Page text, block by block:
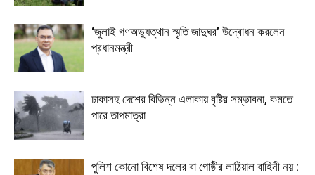
‘জুলাই গণঅভ্যুত্থান স্মৃতি জাদুঘর’ উদ্বোধন করলেন
প্রধানমন্ত্রী
ঢাকাসহ দেশের বিভিন্ন এলাকায় বৃষ্টির সম্ভাবনা, কমতে
পারে তাপমাত্রা
পুলিশ কোনো বিশেষ দলের বা গোষ্ঠীর লাঠিয়াল বাহিনী নয় :